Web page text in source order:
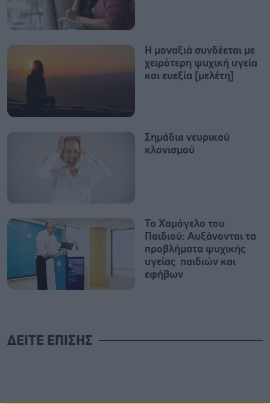
H μοναξιά συνδέεται με
χειρότερη ψυχική υγεία
και ευεξία [μελέτη]
Σημάδια νευρικού
κλονισμού
Το Χαμόγελο του
Παιδιού: Αυξάνονται τα
προβλήματα ψυχικής
υγείας παιδιών και
εφήβων
ΔΕΙΤΕ ΕΠΙΣΗΣ